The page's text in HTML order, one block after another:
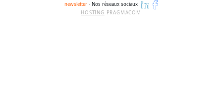
newsletter· Nos réseaux sociaux
HOSTING
PRAGMACOM